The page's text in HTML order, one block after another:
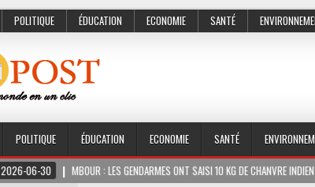
POLITIQUE ÉDUCATION ECONOMIE SANTÉ
POLITIQUE ÉDUCATION ECONOMIE SANTÉ
MBOUR : LES GENDARMES ONT SAISI 10 KG DE CHANVRE INDIEN DISSIMULÉS DANS